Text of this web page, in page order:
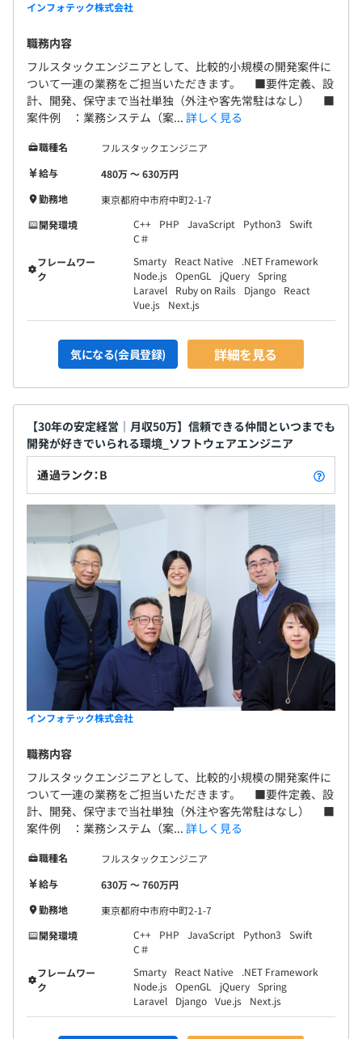
インフォテック株式会社
職務内容
フルスタックエンジニアとして、比較的小規模の開発案件に
ついて一連の業務をご担当いただきます。 ■要件定義、設
計、開発、保守まで当社単独（外注や客先常駐はなし） ■
案件例 ：業務システム（案... 詳しく見る
職種名
フルスタックエンジニア
給与
480万 〜 630万円
勤務地
東京都府中市府中町2-1-7
開発環境
C++ PHP JavaScript Python3
Swift
C＃
フレームワー
ク
Smarty React Native
.NET Framework
Node.js OpenGL jQuery Spring
Laravel
Ruby on Rails Django
React
Vue.js
Next.js
気になる(会員登録) 詳細を見る
【30年の安定経営｜月収50万】信頼できる仲間といつまでも
開発が好きでいられる環境_ソフトウェアエンジニア
通過ランク：B
インフォテック株式会社
職務内容
フルスタックエンジニアとして、比較的小規模の開発案件に
ついて一連の業務をご担当いただきます。 ■要件定義、設
計、開発、保守まで当社単独（外注や客先常駐はなし） ■
案件例 ：業務システム（案... 詳しく見る
職種名
フルスタックエンジニア
給与
630万 〜 760万円
勤務地
東京都府中市府中町2-1-7
開発環境
C++ PHP JavaScript Python3
Swift
C＃
フレームワー
ク
Smarty React Native
.NET Framework
Node.js OpenGL jQuery Spring
Laravel
Django Vue.js Next.js